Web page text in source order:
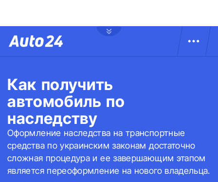
Как получить
автомобиль по
наследству
Оформление наследства на транспортные
средства по украинским законам достаточно
сложная процедура и ее завершающим этапом
является переоформление на нового владельца.